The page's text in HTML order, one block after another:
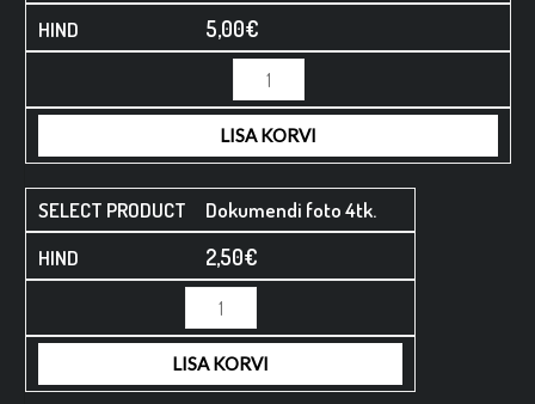
5,00€
Minus
Quantity
Minus
QuantityQuantity
Quantity
LISA KORVI
Dokumendi foto 4tk.
2,50€
LISA KORVI